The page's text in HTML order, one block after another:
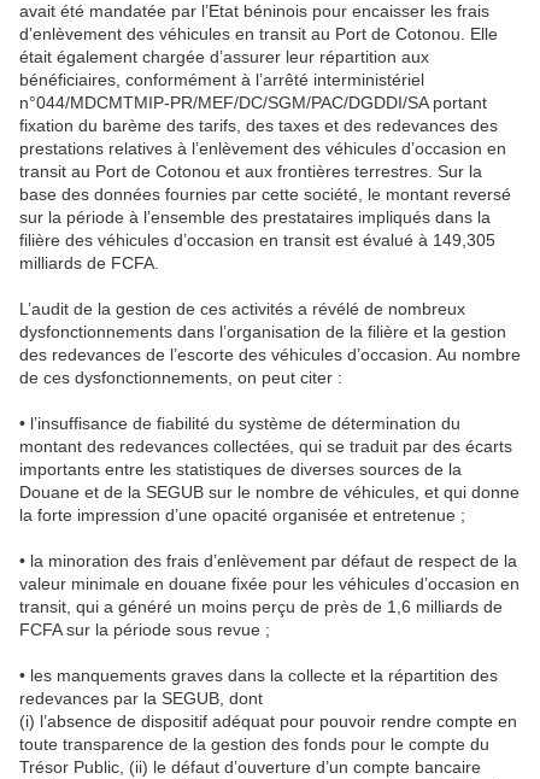
avait été mandatée par l’Etat béninois pour encaisser les frais
d’enlèvement des véhicules en transit au Port de Cotonou. Elle
était également chargée d’assurer leur répartition aux
bénéficiaires, conformément à l’arrêté interministériel
n°044/MDCMTMIP-PR/MEF/DC/SGM/PAC/DGDDI/SA portant
fixation du barème des tarifs, des taxes et des redevances des
prestations relatives à l’enlèvement des véhicules d’occasion en
transit au Port de Cotonou et aux frontières terrestres. Sur la
base des données fournies par cette société, le montant reversé
sur la période à l’ensemble des prestataires impliqués dans la
filière des véhicules d’occasion en transit est évalué à 149,305
milliards de FCFA.
L’audit de la gestion de ces activités a révélé de nombreux
dysfonctionnements dans l’organisation de la filière et la gestion
des redevances de l’escorte des véhicules d’occasion. Au nombre
de ces dysfonctionnements, on peut citer :
• l’insuffisance de fiabilité du système de détermination du
montant des redevances collectées, qui se traduit par des écarts
importants entre les statistiques de diverses sources de la
Douane et de la SEGUB sur le nombre de véhicules, et qui donne
la forte impression d’une opacité organisée et entretenue ;
• la minoration des frais d’enlèvement par défaut de respect de la
valeur minimale en douane fixée pour les véhicules d’occasion en
transit, qui a généré un moins perçu de près de 1,6 milliards de
FCFA sur la période sous revue ;
• les manquements graves dans la collecte et la répartition des
redevances par la SEGUB, dont
(i) l’absence de dispositif adéquat pour pouvoir rendre compte en
toute transparence de la gestion des fonds pour le compte du
Trésor Public, (ii) le défaut d’ouverture d’un compte bancaire